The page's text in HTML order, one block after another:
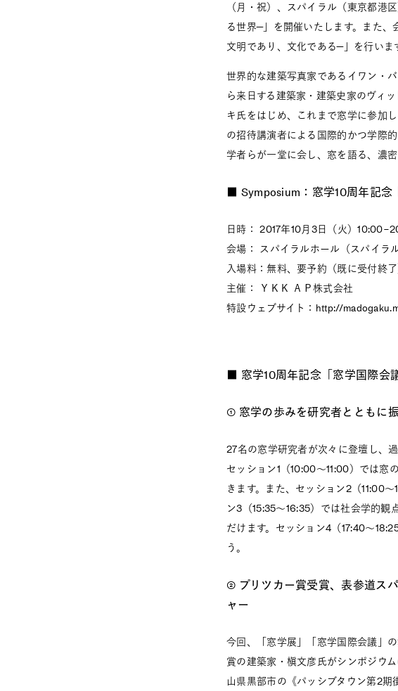
（月・祝）、スパイラル（東京都港
る世界―」を開催いたします。また
文明であり、文化である―」を行いま
世界的な建築写真家であるイワン・
ら来日する建築家・建築史家のヴィ
キ氏をはじめ、これまで窓学に参加
の招待講演者による国際的かつ学際
学者らが一堂に会し、窓を語る、濃
■ Symposium：窓学10周年記念
日時： 2017年10月3日（火）
会場： スパイラルホール（スパイ
入場料：無料、要予約（既に受付終
主催： ＹＫＫ ＡＰ株式会社
特設ウェブサイト：http://
■ 窓学10周年記念「窓学国際会
① 窓学の歩みを研究者とともに
27名の窓学研究者が次々に登壇し、
セッション1（10:00～11:00）では窓
きます。また、セッション2（11:00
ン3（15:35～16:35）では社会学的
だけます。セッション4（17:40～
う。
② プリツカー賞受賞、表参道ス
ャー
今回、「窓学展」「窓学国際会議」
賞の建築家・槇文彦氏がシンポジウ
山県黒部市の《パッシブタウン第2